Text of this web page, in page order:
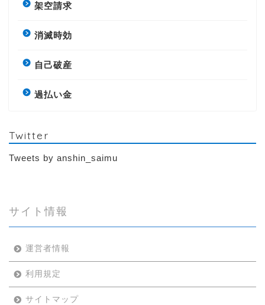
架空請求
消滅時効
自己破産
過払い金
Twitter
Tweets by anshin_saimu
サイト情報
運営者情報
利用規定
サイトマップ